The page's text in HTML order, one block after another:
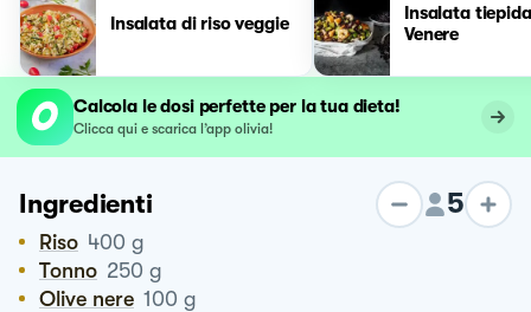
Insalata di riso veggie
Insalata
Venere
Calcola le dosi perfette per la tua dieta!
Clicca qui e scarica l’app olivia!
Ingredienti 5
Riso 400 g
Tonno 250 g
Olive nere 100 g